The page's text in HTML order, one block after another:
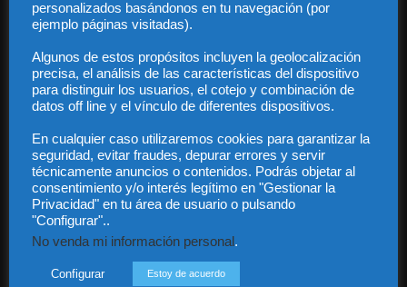
Guía Colaboradores
Contáctanos:info@diariojuridico.com
Incluso más noticias
responsabilidades penales por una
6 agosto, 2026
personalizados basándonos en tu navegación (por
ejemplo páginas visitadas).
Algunos de estos propósitos incluyen la geolocalización
precisa, el análisis de las características del dispositivo
para distinguir los usuarios, el cotejo y combinación de
datos off line y el vínculo de diferentes dispositivos.
En cualquier caso utilizaremos cookies para garantizar la
seguridad, evitar fraudes, depurar errores y servir
técnicamente anuncios o contenidos. Podrás objetar al
consentimiento y/o interés legítimo en "Gestionar la
Privacidad" en tu área de usuario o pulsando
"Configurar"..
No venda mi información personal .
Configurar Estoy de acuerdo